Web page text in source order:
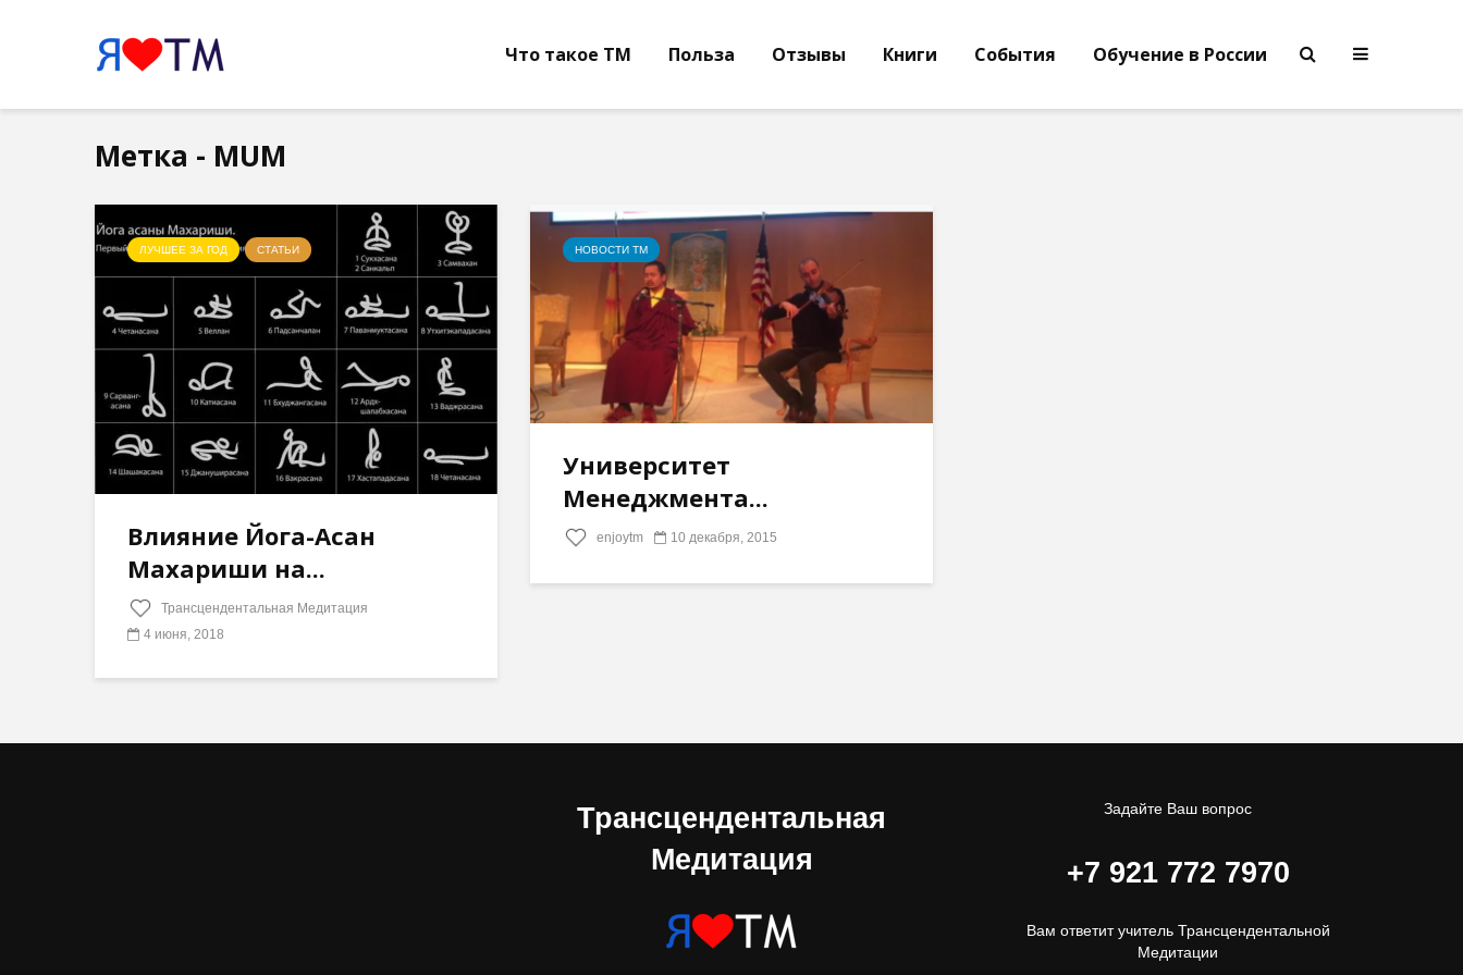
Что такое ТМ Польза Отзывы Книги События Обучение в России
Метка - MUM
ЛУЧШЕЕ ЗА ГОД СТАТЬИ
Влияние Йога-Асан
Махариши на...
Трансцендентальная Медитация
4 июня, 2018
НОВОСТИ ТМ
Университет
Менеджмента...
enjoytm 10 декабря, 2015
Трансцендентальная
Медитация
Задайте Ваш вопрос
+7 921 772 7970
Вам ответит учитель Трансцендентальной
Медитации